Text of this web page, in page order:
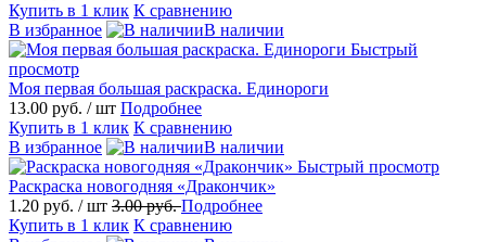
Купить в 1 клик К сравнению
В избранное
В наличии
Быстрый
просмотр
Моя первая большая раскраска. Единороги
13.00 руб. / шт Подробнее
Купить в 1 клик К сравнению
В избранное
В наличии
Быстрый просмотр
Раскраска новогодняя «Дракончик»
1.20 руб. / шт 3.00 руб.Подробнее
Купить в 1 клик К сравнению